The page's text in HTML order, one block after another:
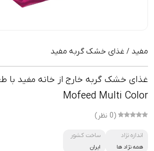
مفید / غذای خشک گربه مفید
غذای خشک گربه خارج از خانه مفید با
Mofeed Multi Color
(0 نظر)
اندازه نژاد
همه نژاد ها
ساخت کشور
ایران